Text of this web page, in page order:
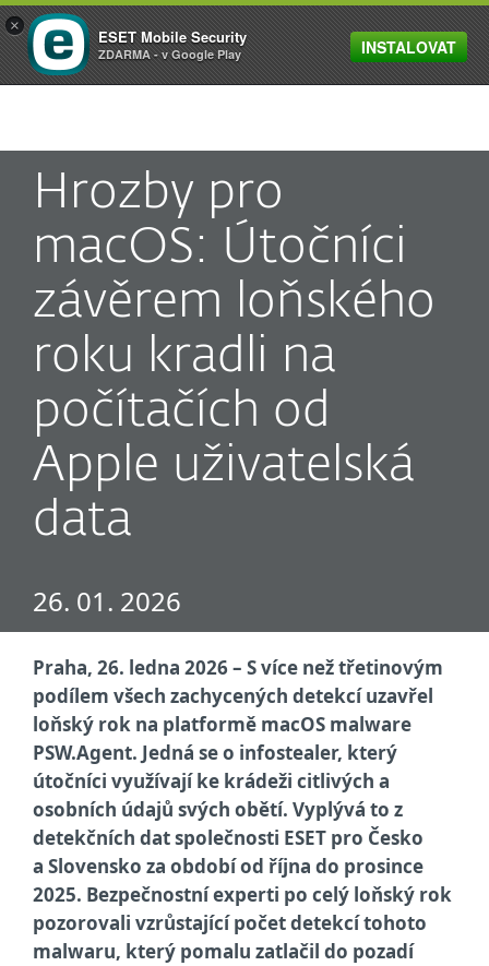
MENU
Hrozby pro
macOS: Útočníci
závěrem loňského
roku kradli na
počítačích od
Apple uživatelská
data
26. 01. 2026
Praha, 26. ledna 2026 – S více než třetinovým
podílem všech zachycených detekcí uzavřel
loňský rok na platformě macOS malware
PSW.Agent. Jedná se o infostealer, který
útočníci využívají ke krádeži citlivých a
osobních údajů svých obětí. Vyplývá to z
detekčních dat společnosti ESET pro Česko
a Slovensko za období od října do prosince
2025. Bezpečnostní experti po celý loňský rok
pozorovali vzrůstající počet detekcí tohoto
malwaru, který pomalu zatlačil do pozadí
×
ESET Mobile Security
ZDARMA - v Google Play INSTALOVAT